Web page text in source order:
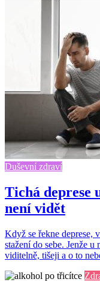
Duševní zdraví
Tichá deprese
není vidět
Když se řekne deprese,
stažení do sebe. Jenže
viditelně, tišeji a o to